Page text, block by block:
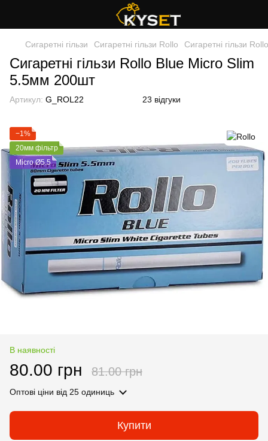
Сигаретні гільзи Сигаретні гільзи Rollo Сигаретні гільзи
Сигаретні гільзи Rollo Blue Micro Slim
5.5мм 200шт
Артикул: G_ROL22 23 відгуки
−1%
20мм фільтр
Micro Ø5.5
В наявності
80.00 грн 81.00 грн
Оптові ціни від 25 одиниць
Купити